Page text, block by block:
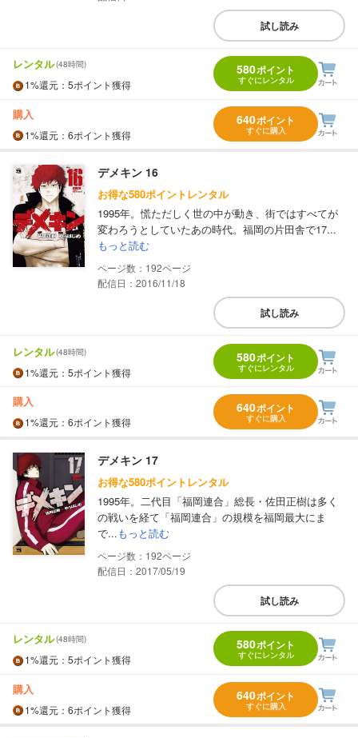
試し読み
レンタル(48時間)
1%還元 ：5ポイント獲得
580ポイント
すぐにレンタル
購入
1%還元 ：6ポイント獲得
640ポイント
すぐに購入
デメキン 16
お得な580ポイントレンタル
1995年。慌ただしく世の中が動き、街ではすべてが
変わろうとしていたあの時代。福岡の片田舎で17...
もっと読む
192
配信日：2016/11/18
試し読み
レンタル(48時間)
1%還元 ：5ポイント獲得
580ポイント
すぐにレンタル
購入
1%還元 ：6ポイント獲得
640ポイント
すぐに購入
デメキン 17
お得な580ポイントレンタル
1995年。二代目「福岡連合」総長・佐田正樹は多く
の戦いを経て「福岡連合」の規模を福岡最大にま
で...もっと読む
192
配信日：2017/05/19
試し読み
レンタル(48時間)
1%還元 ：5ポイント獲得
580ポイント
すぐにレンタル
購入
1%還元 ：6ポイント獲得
640ポイント
すぐに購入